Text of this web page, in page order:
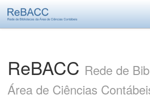
ReBACC Rede de
Área de Ciências